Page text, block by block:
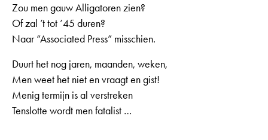
Zou men gauw Alligatoren zien?
Of zal ’t tot ’45 duren?
Naar “Associated Press” misschien.
Duurt het nog jaren, maanden, weken,
Men weet het niet en vraagt en gist!
Menig termijn is al verstreken
Tenslotte wordt men fatalist …